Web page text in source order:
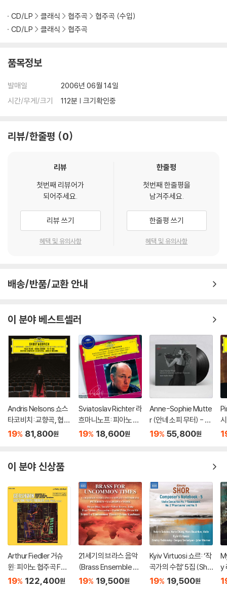
3) 일부 PC 연결형 ODD의 경우 호환 상의 문제로 정상적인 디스크도 재
생이 불가능한 경우가 있습니다. 독립형 전용 플레이어 사용을 권장드리
디스크에 미세한 잔 흠집이 남아있거나 인쇄 면이 깨끗하지 않은 경우가
있으며, 상품의 불량이 아닙니다. 단, 재생에 이상이 있는 경우에는 불량으
※ 교환/반품 안내
상을 요청할 수 있으며, 동영상이 없는 경우 교환/반품이 제한될 수 있습니
관련 사진과 동영상 및 재생 기기 모델명을 첨부하여 첨부하여 고객센터에
문의 바랍니다.
2) 사양 오인지, 오 구매, 변심 사유로의 반품은 제품 개봉 전에만 운임비
부담 후 처리 가능합니다.
3) 스틸북 한정판, 초회 한정판의 경우 제작 수량이 한정되어 있고, 택배
이동 과정에서의 손상이 발생하면, 재 판매가 어려우므로 신중한 구매 선
진행이 가능합니다. 택배 이동 중 파손이 발생하지 않도록 완충 포장을 부
CD/LP 클래식 협주곡
협주곡 (수입)
CD/LP
클래식 협주곡
품목정보
발매일
2006년 06월 14일
시간/무게/크기
112분 | 크기확인중
리뷰/한줄평 0
리뷰
첫번째 리뷰어가
되어주세요.
리뷰 쓰기
혜택 및 유의사항
한줄평
첫번째 한줄평을
남겨주세요.
한줄평 쓰기
혜택 및 유의사항
배송/반품/교환 안내
이 분야 베스트셀러
Andris Nelsons 쇼스
타코비치: 교향곡, 협주
곡 (Shostakovich: S
of Mtsensk District)
19% 81,800원
Sviatoslav Richter 라
흐마니노프: 피아노 협
주곡 2번 / 차이코프스
o No.1)
19% 18,600원
Anne-Sophie Mutte
r (안네 소피 무터) - Ea
st Meets West [2L
19% 55,800원
이 분야 신상품
Arthur Fiedler 거슈
윈: 피아노 협주곡 F장
조 (Gershwin: Conc
19% 122,400원
21세기의 브라스 음악
(Brass Ensemble M
usic - 21st Century)
19% 19,500원
Kyiv Virtuosi 쇼르: ‘작
곡가의 수첩’ 5집 (Sho
r: Composer’s Note
19% 19,500원
y